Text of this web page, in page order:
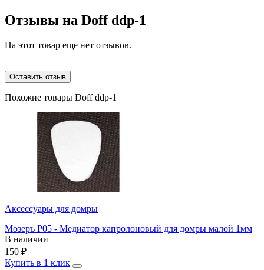
Отзывы на Doff ddp-1
На этот товар еще нет отзывов.
Оставить отзыв
Похожие товары Doff ddp-1
Аксессуары для домры
Мозеръ P05 - Медиатор капролоновый для домры малой 1мм
В наличии
150 ₽
Купить в 1 клик